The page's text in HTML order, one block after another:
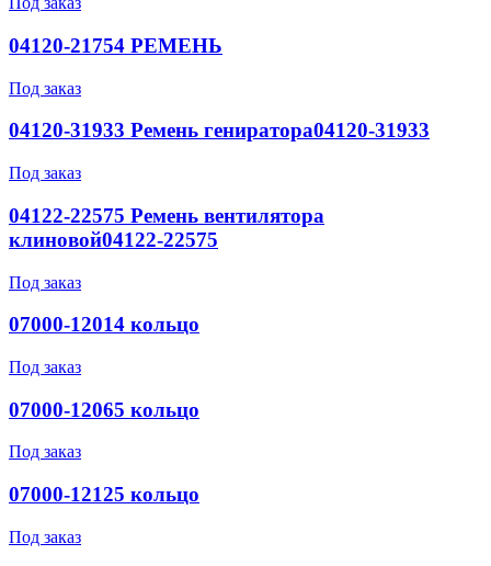
04120-21754 РЕМЕНЬ
Под заказ
04120-31933 Ремень гениратора04120-31933
Под заказ
04122-22575 Ремень вентилятора
клиновой04122-22575
Под заказ
07000-12014 кольцо
Под заказ
07000-12065 кольцо
Под заказ
07000-12125 кольцо
Под заказ